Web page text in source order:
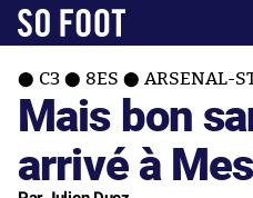
C3 8ES ARSENAL-
Mais bon
arrivé à